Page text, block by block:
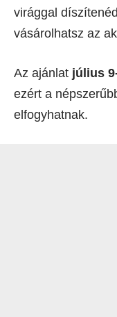
virággal
vásárolhatsz az
Az ajánlat július
ezért a
elfogyhatnak.